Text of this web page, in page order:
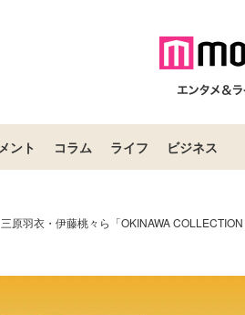
ント コラム ライフ ビジネス
三原羽衣・伊藤桃々ら「OKINAWA